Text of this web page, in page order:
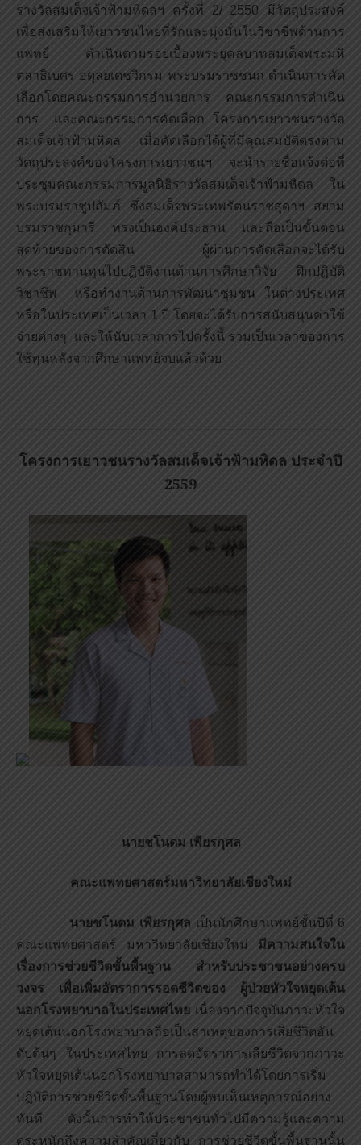
รางวัลสมเด็จเจ้าฟ้ามหิดลฯ ครั้งที่ 2/ 2550 มีวัตถุประสงค์
เพื่อส่งเสริมให้เยาวชนไทยที่รักและมุ่งมั่นในวิชาชีพด้านการ
แพทย์ ดำเนินตามรอยเบื้องพระยุคลบาทสมเด็จพระมหิ
ตลาธิเบศร อดุลยเดชวิกรม พระบรมราชชนก ดำเนินการคัด
เลือกโดยคณะกรรมการอำนวยการ คณะกรรมการดำเนิน
การ และคณะกรรมการคัดเลือก โครงการเยาวชนรางวัล
สมเด็จเจ้าฟ้ามหิดล เมื่อคัดเลือกได้ผู้ที่มีคุณสมบัติตรงตาม
วัตถุประสงค์ของโครงการเยาวชนฯ จะนำรายชื่อแจ้งต่อที่
ประชุมคณะกรรมการมูลนิธิรางวัลสมเด็จเจ้าฟ้ามหิดล ใน
พระบรมราชูปถัมภ์ ซึ่งสมเด็จพระเทพรัตนราชสุดาฯ สยาม
บรมราชกุมารี ทรงเป็นองค์ประธาน และถือเป็นขั้นตอน
สุดท้ายของการตัดสิน ผู้ผ่านการคัดเลือกจะได้รับ
พระราชทานทุนไปปฏิบัติงานด้านการศึกษาวิจัย ฝึกปฏิบัติ
วิชาชีพ หรือทำงานด้านการพัฒนาชุมชน ในต่างประเทศ
หรือในประเทศเป็นเวลา 1 ปี โดยจะได้รับการสนับสนุนค่าใช้
จ่ายต่างๆ และให้นับเวลาการไปครั้งนี้ รวมเป็นเวลาของการ
ใช้ทุนหลังจากศึกษาแพทย์จบแล้วด้วย
โครงการเยาวชนรางวัลสมเด็จเจ้าฟ้ามหิดล ประจำปี
2559
นายชโนดม เพียรกุศล
คณะแพทยศาสตร์มหาวิทยาลัยเชียงใหม่
นายชโนดม เพียรกุศล เป็นนักศึกษาแพทย์ชั้นปีที่ 6
คณะแพทยศาสตร์ มหาวิทยาลัยเชียงใหม่ มีความสนใจใน
เรื่องการช่วยชีวิตขั้นพื้นฐาน สำหรับประชาชนอย่างครบ
วงจร เพื่อเพิ่มอัตราการรอดชีวิตของ ผู้ป่วยหัวใจหยุดเต้น
นอกโรงพยาบาลในประเทศไทย เนื่องจากปัจจุบันภาวะหัวใจ
หยุดเต้นนอกโรงพยาบาลถือเป็นสาเหตุของการเสียชีวิตอัน
ดับต้นๆ ในประเทศไทย การลดอัตราการเสียชีวิตจากภาวะ
หัวใจหยุดเต้นนอกโรงพยาบาลสามารถทำได้โดยการเริ่ม
ปฎิบัติการช่วยชีวิตขั้นพื้นฐานโดยผู้พบเห็นเหตุการณ์อย่าง
ทันที ดังนั้นการทำให้ประชาชนทั่วไปมีความรู้และความ
ตระหนักถึงความสำคัญเกี่ยวกับ การช่วยชีวิตขั้นพื้นฐานนั้น